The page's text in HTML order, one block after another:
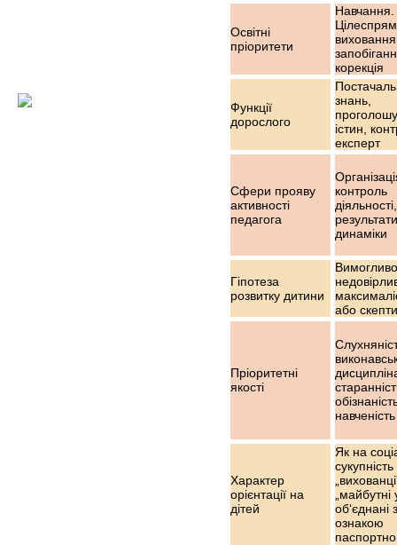
Освітні
пріоритети
Навчання.
корекція
Функції
дорослого
знань,
істин,
експерт
Сфери прояву
активності
педагога
контроль
динаміки
Гіпотеза
розвитку дитини
або
Пріоритетні
якості
навченість
Характер
орієнтації на
дітей
Як на
сукупність
„майбутні
об‘єднані
ознакою